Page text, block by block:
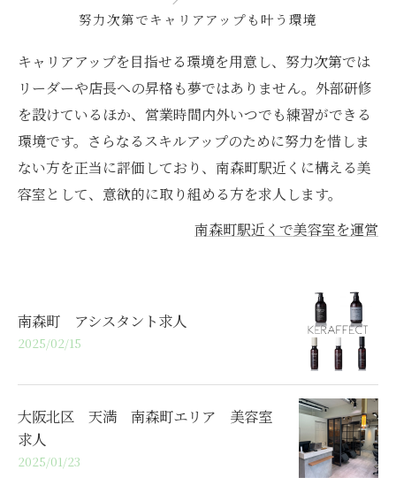
努力次第でキャリアアップも叶う環境
キャリアアップを目指せる環境を用意し、努力次第では
リーダーや店長への昇格も夢ではありません。外部研修
を設けているほか、営業時間内外いつでも練習ができる
環境です。さらなるスキルアップのために努力を惜しま
ない方を正当に評価しており、南森町駅近くに構える美
容室として、意欲的に取り組める方を求人します。
南森町駅近くで美容室を運営
南森町 アシスタント求人
2025/02/15
大阪北区 天満 南森町エリア 美容室
求人
2025/01/23